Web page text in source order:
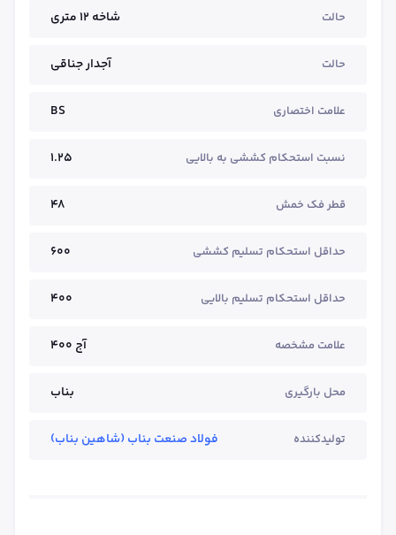
حالت شاخه ۱۲ متری
حالت آجدار جناقی
علامت اختصاری BS
نسبت استحکام کششی به بالایی 1.25
قطر فک خمش 48
حداقل استحکام تسلیم کششی 600
حداقل استحکام تسلیم بالایی 400
علامت مشخصه آج ۴۰۰
محل بارگیری بناب
تولیدکننده فولاد صنعت بناب (شاهین بناب)